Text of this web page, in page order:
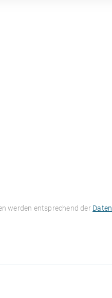
werden entsprechend der